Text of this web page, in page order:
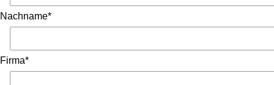
Nachname*
Firma*